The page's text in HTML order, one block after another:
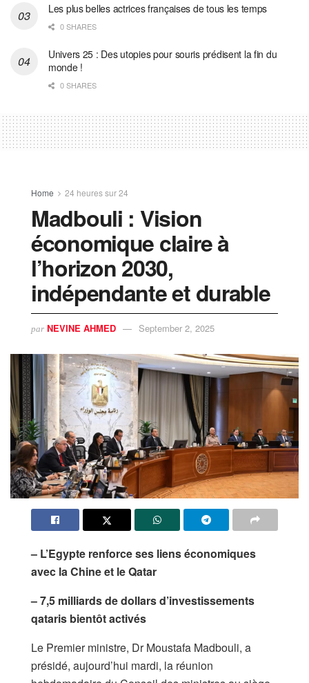
Les plus belles actrices françaises de tous les temps
0 SHARES
Univers 25 : Des utopies pour souris prédisent la fin du
monde !
0 SHARES
Home 24 heures sur 24
Madbouli : Vision
économique claire à
l’horizon 2030,
indépendante et durable
par NEVINE AHMED September 2, 2025
– L’Egypte renforce ses liens économiques
avec la Chine et le Qatar
– 7,5 milliards de dollars d’investissements
qataris bientôt activés
Le Premier ministre, Dr Moustafa Madbouli, a
présidé, aujourd’hui mardi, la réunion